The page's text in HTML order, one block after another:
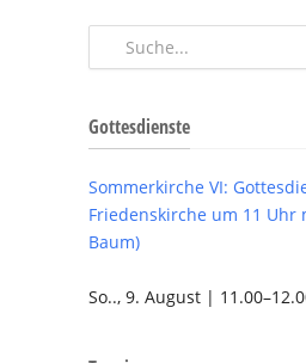
Gottesdienste
Sommerkirche VI:
Friedenskirche um 11 Uhr
Baum)
So.., 9. August |